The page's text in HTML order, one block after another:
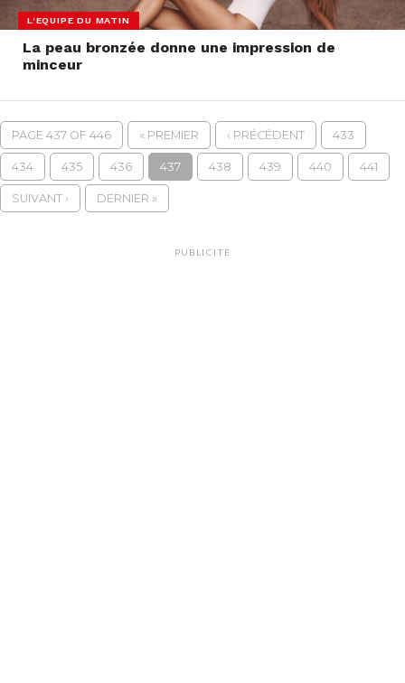
L'EQUIPE DU MATIN
La peau bronzée donne une impression de
minceur
PAGE 437 OF 446 « PREMIER ‹ PRÉCÉDENT 433
434 435 436 437 438 439 440 441
SUIVANT › DERNIER »
PUBLICITÉ